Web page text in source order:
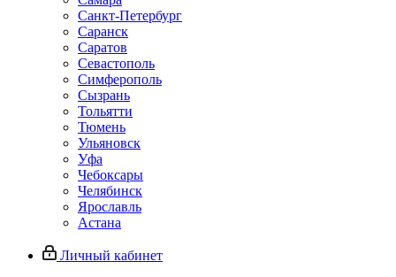
Санкт-Петербург
Саранск
Саратов
Севастополь
Симферополь
Сызрань
Тольятти
Тюмень
Ульяновск
Уфа
Чебоксары
Челябинск
Ярославль
Астана
Личный кабинет